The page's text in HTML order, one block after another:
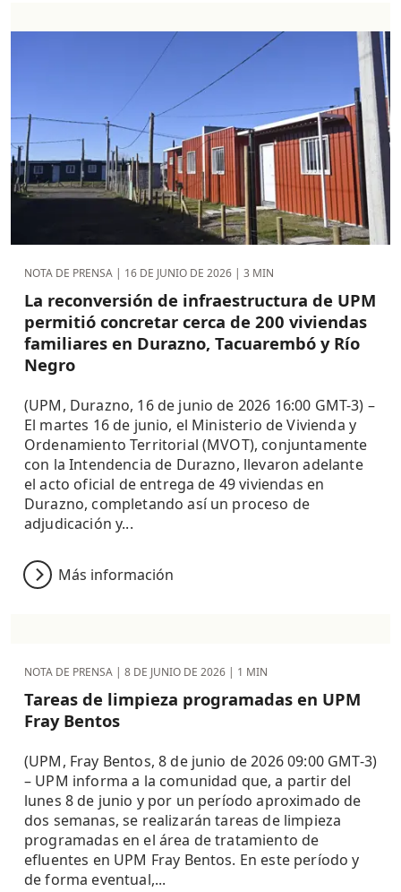
NOTA DE PRENSA | 16 DE JUNIO DE 2026 | 3 MIN
La reconversión de infraestructura de UPM
permitió concretar cerca de 200 viviendas
familiares en Durazno, Tacuarembó y Río
Negro
(UPM, Durazno, 16 de junio de 2026 16:00 GMT-3) –
El martes 16 de junio, el Ministerio de Vivienda y
Ordenamiento Territorial (MVOT), conjuntamente
con la Intendencia de Durazno, llevaron adelante
el acto oficial de entrega de 49 viviendas en
Durazno, completando así un proceso de
adjudicación y...
Más información
NOTA DE PRENSA | 8 DE JUNIO DE 2026 | 1 MIN
Tareas de limpieza programadas en UPM
Fray Bentos
(UPM, Fray Bentos, 8 de junio de 2026 09:00 GMT-3)
– UPM informa a la comunidad que, a partir del
lunes 8 de junio y por un período aproximado de
dos semanas, se realizarán tareas de limpieza
programadas en el área de tratamiento de
efluentes en UPM Fray Bentos. En este período y
de forma eventual,...